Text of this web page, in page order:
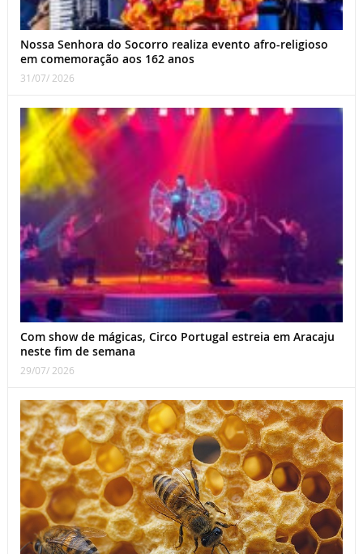
Nossa Senhora do Socorro realiza evento afro-religioso
em comemoração aos 162 anos
31/07/ 2026
Com show de mágicas, Circo Portugal estreia em Aracaju
neste fim de semana
29/07/ 2026